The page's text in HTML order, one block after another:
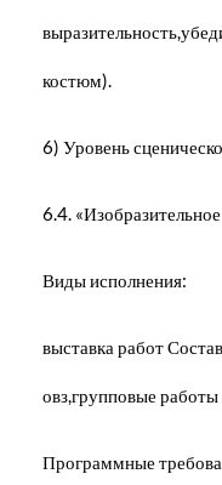
костюм).
6) Уровень
6.4.
Виды исполнения:
выставка работ
овз,групповые работы
Программные